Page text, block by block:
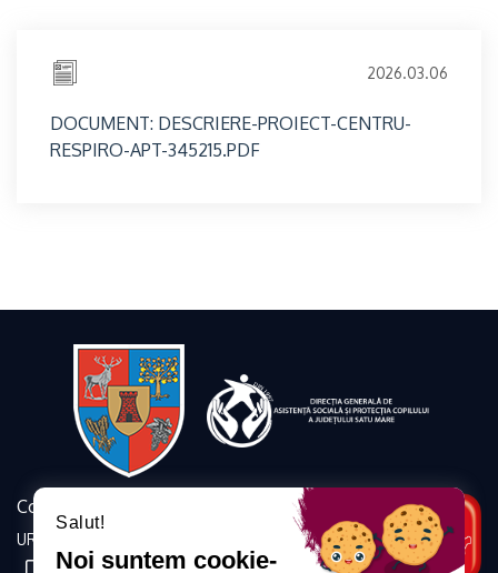
2026.03.06
DOCUMENT: DESCRIERE-PROIECT-CENTRU-
RESPIRO-APT-345215.PDF
Contact
URMĂRIȚI-NE
Salut!
Noi suntem cookie-